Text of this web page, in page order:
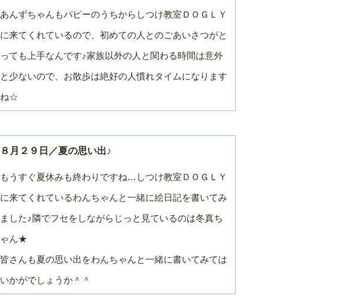
０月
月
月
２０１９年／４
月
２０１９年／３
月
２０１９年／２
月
２０１８年／１
２０１８年／９
２０１８年／８
２０１７年／１
０月
２０１７年／９
月
２０１７年／８
月
月
月
０月
月
月
２０１６年／４
２０１６年／３
２０１６年／２
２０１５年／１
０月
月
月
２０１５年／４
月
あんずちゃんもパピーのうちからしつけ教室ＤＯＧＬＹ
に来てくれているので、初めての人とのごあいさつがと
っても上手なんです♪家族以外の人と関わる時間は意外
と少ないので、お散歩は絶好の人慣れタイムになります
ね☆
８月２９日／夏の思い出♪
もうすぐ夏休みも終わりですね…しつけ教室ＤＯＧＬＹ
に来てくれているわんちゃんと一緒に絵日記を書いてみ
ました♪隣でフセをしながらじっと見ているのは冬真ち
ゃん★
皆さんも夏の思い出をわんちゃんと一緒に書いてみては
いかがでしょうか＾＾